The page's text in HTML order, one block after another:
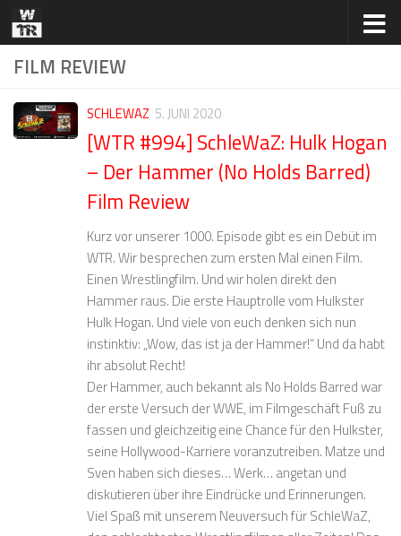
Zum Inhalt springen
FILM REVIEW
SCHLEWAZ 5. JUNI 2020
[WTR #994] SchleWaZ: Hulk Hogan
– Der Hammer (No Holds Barred)
Film Review
Kurz vor unserer 1000. Episode gibt es ein Debüt im
WTR. Wir besprechen zum ersten Mal einen Film.
Einen Wrestlingfilm. Und wir holen direkt den
Hammer raus. Die erste Hauptrolle vom Hulkster
Hulk Hogan. Und viele von euch denken sich nun
instinktiv: „Wow, das ist ja der Hammer!“ Und da habt
ihr absolut Recht!
Der Hammer, auch bekannt als No Holds Barred war
der erste Versuch der WWE, im Filmgeschäft Fuß zu
fassen und gleichzeitig eine Chance für den Hulkster,
seine Hollywood-Karriere voranzutreiben. Matze und
Sven haben sich dieses… Werk… angetan und
diskutieren über ihre Eindrücke und Erinnerungen.
Viel Spaß mit unserem Neuversuch für SchleWaZ,